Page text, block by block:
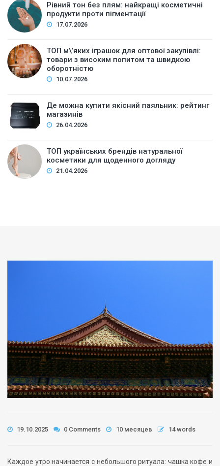
Рівний тон без плям: найкращі косметичні
продукти проти пігментації
17.07.2026
ТОП м\’яких іграшок для оптової закупівлі:
товари з високим попитом та швидкою
оборотністю
10.07.2026
Де можна купити якісний паяльник: рейтинг
магазинів
26.04.2026
ТОП українських брендів натуральної
косметики для щоденного догляду
21.04.2026
19.10.2025 0 Comments 10 месяцев 14 words
Каждое утро начинается с небольшого ритуала: чашка кофе и